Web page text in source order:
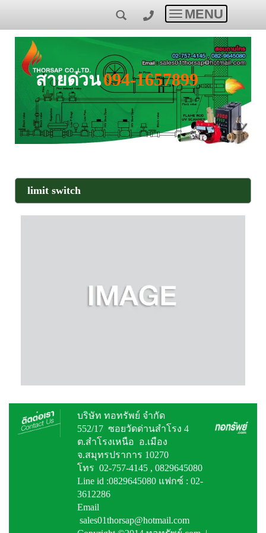
Toggle
navigation
MENU
สายด่วน094-1657899
limit switch
บริษัท ทอทรัพย์ จำกัด
552/17 ซอยวัดด่านสำโรง 4
ต.สำโรงเหนือ อ.เมือง
จ.สมุทรปราการ 10270
โทร 02-757-4145 , 0829645080
Line id :0829645080 แฟกซ์ : 02-
3612286
Email
sales01thorsap@hotmail.com